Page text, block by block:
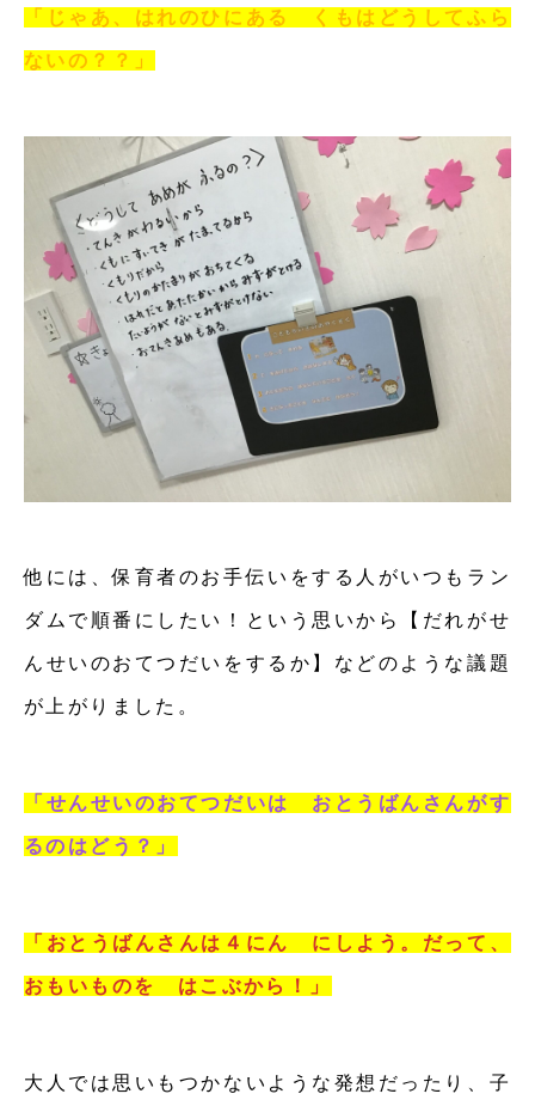
「じゃあ、はれのひにある くもはどうしてふら
ないの？？」
他には、保育者のお手伝いをする人がいつもラン
ダムで順番にしたい！という思いから【だれがせ
んせいのおてつだいをするか】などのような議題
が上がりました。
「せんせいのおてつだいは おとうばんさんがす
るのはどう？」
「おとうばんさんは４にん にしよう。だって、
おもいものを はこぶから！」
大人では思いもつかないような発想だったり、子